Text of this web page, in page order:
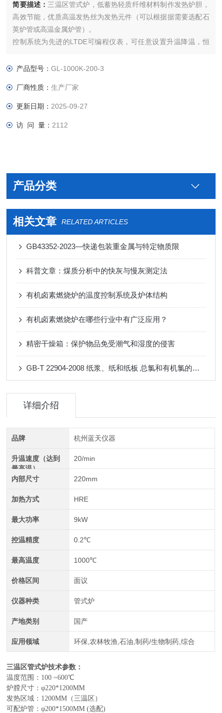
简要描述： 三温区管式炉，低蓄热轻质纤维材料制作发热炉胆，
高效节能，优质高温发热丝为发热元件（可以根据据需要选配石
英炉管或高温金属炉管）。
控制系统为先进的LTDE可编程仪表，可任意设置升温降温，恒
制作，炉体和温控器的电气连接出厂前已完成，通上电源即可使
产品型号：GL-1000K-200-3
厂商性质：生产厂家
更新日期： 2025-09-27
访 问 量： 2112
产品分类
相关文章 RELATED ARTICLES
GB43352-2023—快递包装重金属与特定物质限
科普文章：煤质分析中的快灰与慢灰测定法
有机卤素燃烧炉的温度控制系统及炉体结构
有机卤素燃烧炉在哪些行业中有广泛应用？
精密干燥箱：保护物品免受潮气和湿度的侵害
GB-T 22904-2008 纸浆、纸和纸板 总氯和有机氯的测定
详细介绍
品牌 杭州蓝天仪器
升温速度（达到
最高温）
20/min
内部尺寸 220mm
加热方式 HRE
最大功率 9kW
控温精度 0.2℃
最高温度 1000℃
价格区间 面议
仪器种类 管式炉
产地类别 国产
应用领域 环保,农林牧渔,石油,制药/生物制药,综合
三温区管式炉技术参数：
温度范围： 100 ~600℃
炉膛尺寸：φ220*1200MM
发热区域： 1200MM （三温区 ）
可配炉管：φ200*1500MM(选配)